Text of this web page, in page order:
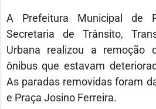
A Prefeitura Municipal de
Secretaria de Trânsito,
Urbana realizou a remoção
ônibus que estavam
As paradas removidas foram
e Praça Josino Ferreira.